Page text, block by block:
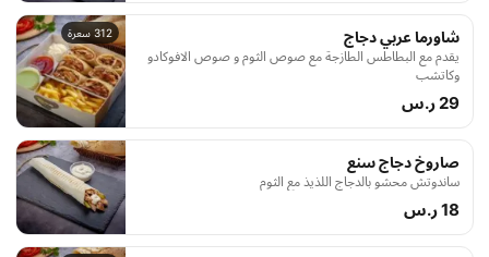
312 سعرة شاورما عربي دجاج
يقدم مع البطاطس الطازجة مع صوص الثوم و صوص الافوكادو
وكاتشب
29 ر.س
صاروخ دجاج سنع
ساندوتش محشو بالدجاج اللذيذ مع الثوم
18 ر.س